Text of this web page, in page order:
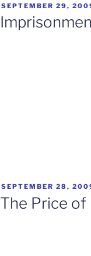
POSTED
ON
SEPTEMBER 29,
POSTED
SEPTEMBER 28,
The Price of